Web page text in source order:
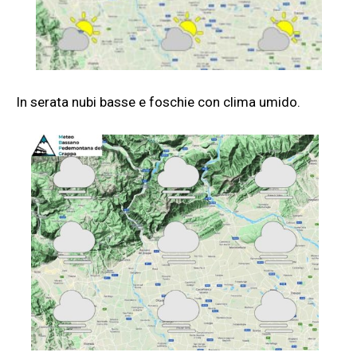
In serata nubi basse e foschie con clima umido.